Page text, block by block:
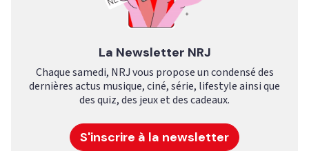
La Newsletter NRJ
Chaque samedi, NRJ vous propose un condensé des
dernières actus musique, ciné, série, lifestyle ainsi que
des quiz, des jeux et des cadeaux.
S'inscrire à la newsletter